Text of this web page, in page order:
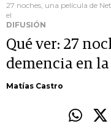
27 noches, una película de
el
DIFUSIÓN
Qué ver: 27
demencia en
Matías Castro